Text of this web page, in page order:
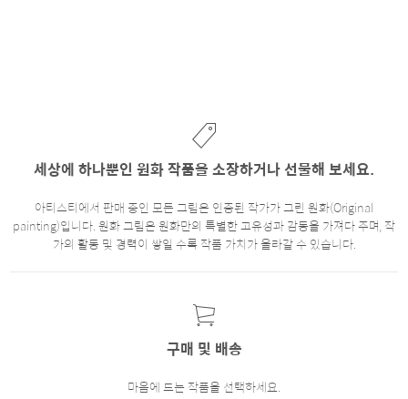
세상에 하나뿐인 원화 작품을 소장하거나 선물해 보세요.
아티스티에서 판매 중인 모든 그림은 인증된 작가가 그린 원화(Original
painting)입니다. 원화 그림은 원화만의 특별한 고유성과 감동을 가져다 주며, 작
가의 활동 및 경력이 쌓일 수록 작품 가치가 올라갈 수 있습니다.
구매 및 배송
마음에 드는 작품을 선택하세요.